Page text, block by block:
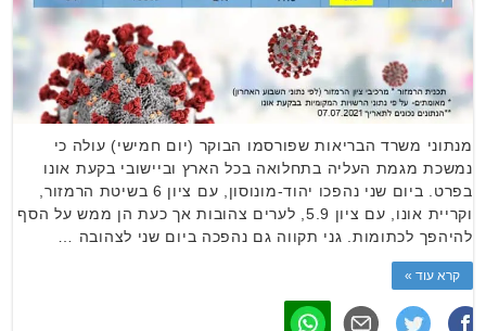
מנתוני משרד הבריאות שפורסמו הבוקר (יום חמישי) עולה כי
נמשכת מגמת העליה בתחלואה בכל הארץ וביישובי בקעת אונו
בפרט. ביום שני נהפכו יהוד-מונוסון, עם ציון 6 בשיטת הרמזור,
וקריית אונו, עם ציון 5.9, לערים צהובות אך כעת הן ממש על הסף
להיהפך לכתומות. גני תקווה גם נהפכה ביום שני לצהובה …
קרא עוד »